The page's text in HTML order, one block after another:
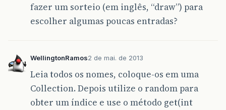
fazer um sorteio (em inglês, “draw”) para
escolher algumas poucas entradas?
WellingtonRamos2 de mai. de 2013
Leia todos os nomes, coloque-os em uma
Collection. Depois utilize o random para
obter um índice e use o método get(int